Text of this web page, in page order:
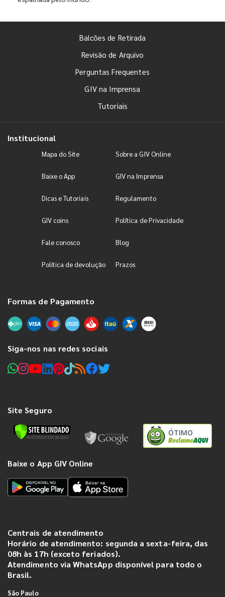
Balcões de Retirada
Revisão de Arquivo
Perguntas Frequentes
GIV na Imprensa
Tutoriais
Institucional
Mapa do Site Sobre a GIV Online
Baixe o App GIV na Imprensa
Dicas e Tutoriais Regulamento
GIV coins Política de Privacidade
Fale conosco Blog
Política de devolução Prazos
Formas de Pagamento
Siga-nos nas redes sociais
Site Seguro
ÓTIMO
Baixe o App GIV Online
Centrais de atendimento
Horário de atendimento: segunda a sexta-feira, das
08h às 17h (exceto feriados).
Atendimento via WhatsApp disponível para todo o
Brasil.
São Paulo